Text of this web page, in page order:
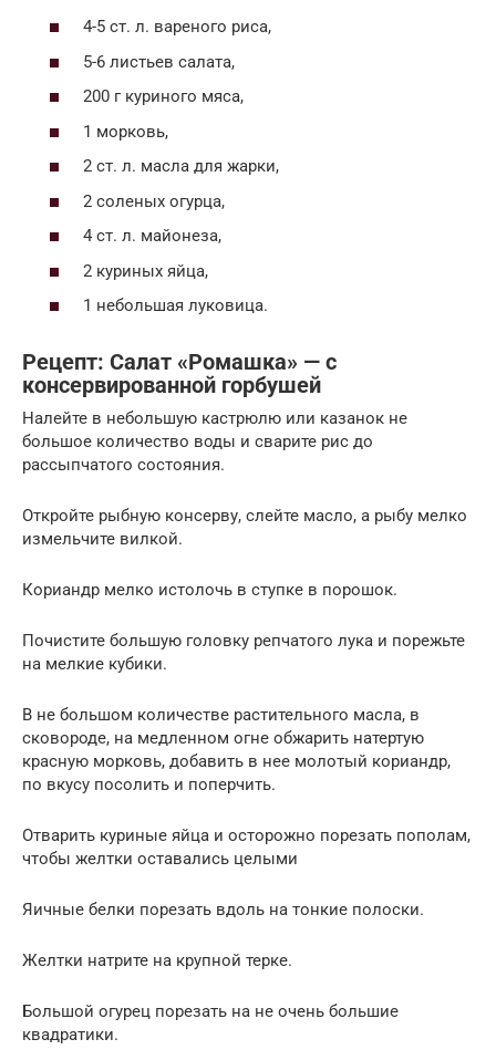
4-5 ст. л. вареного риса,
5-6 листьев салата,
200 г куриного мяса,
1 морковь,
2 ст. л. масла для жарки,
2 соленых огурца,
4 ст. л. майонеза,
2 куриных яйца,
1 небольшая луковица.
Рецепт: Салат «Ромашка» — с
консервированной горбушей
Налейте в небольшую кастрюлю или казанок не
большое количество воды и сварите рис до
рассыпчатого состояния.
Откройте рыбную консерву, слейте масло, а рыбу мелко
измельчите вилкой.
Кориандр мелко истолочь в ступке в порошок.
Почистите большую головку репчатого лука и порежьте
на мелкие кубики.
В не большом количестве растительного масла, в
сковороде, на медленном огне обжарить натертую
красную морковь, добавить в нее молотый кориандр,
по вкусу посолить и поперчить.
Отварить куриные яйца и осторожно порезать пополам,
чтобы желтки оставались целыми
Яичные белки порезать вдоль на тонкие полоски.
Желтки натрите на крупной терке.
Большой огурец порезать на не очень большие
квадратики.